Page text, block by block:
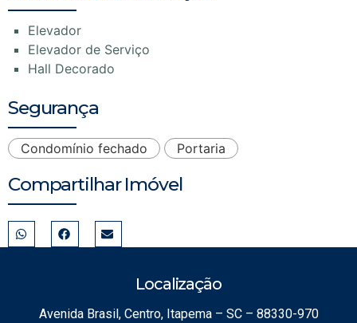
Elevador
Elevador de Serviço
Hall Decorado
Segurança
Condomínio fechado Portaria
Compartilhar Imóvel
Localização
Avenida Brasil, Centro, Itapema – SC – 88330-970